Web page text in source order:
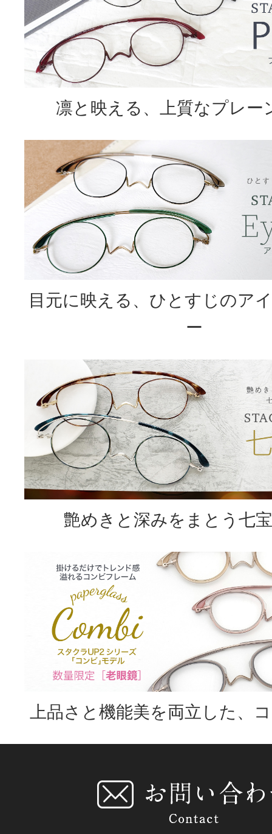
凛と映える、上質なプレー
目元に映える、ひとすじのア
ー
艶めきと深みをまとう七
上品さと機能美を両立した、